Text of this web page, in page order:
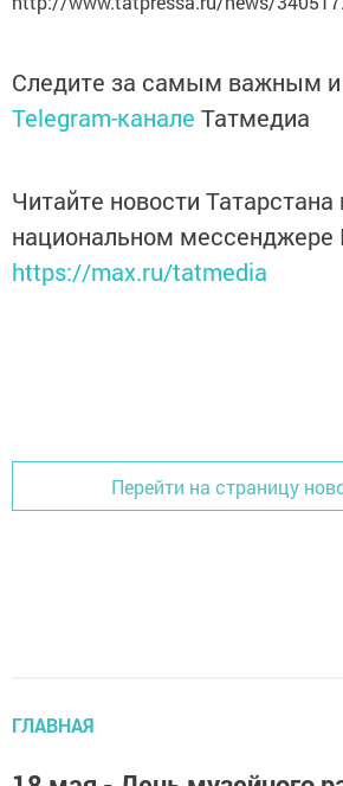
Следите за самым важным
Telegram-канале Татмедиа
Читайте новости Татарстана
национальном мессенджере
https://max.ru/tatmedia
Перейти на страницу
ГЛАВНАЯ